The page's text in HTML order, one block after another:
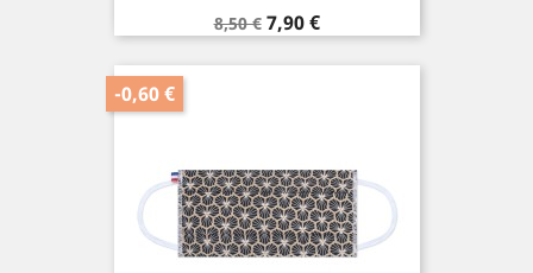
Prix
de
base
8,50 € Prix
7,90 €
-0,60 €